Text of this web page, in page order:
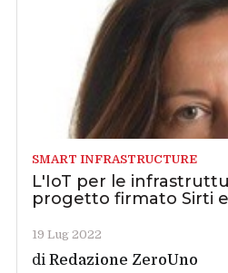
SMART INFRASTRUCTURE
L'IoT per le
progetto firmato Sirti
19 Lug 2022
diRedazione ZeroUno